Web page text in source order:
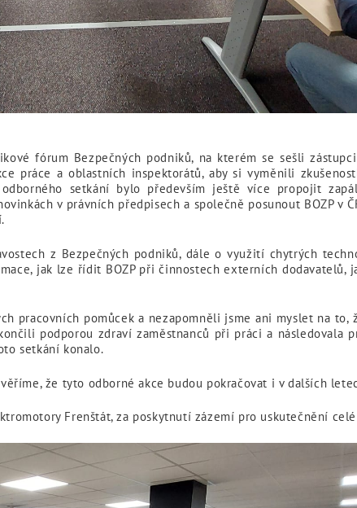
fórum Bezpečných podniků, na kterém se sešli
práce a oblastních inspektorátů, aby si vyměnili
setkání bylo především ještě více propojit
v právních předpisech a společně posunout BOZP v
z Bezpečných podniků, dále o využití chytrých
jak lze řídit BOZP při činnostech externích dodavatelů,
pracovních pomůcek a nezapomněli jsme ani myslet na to,
podporou zdraví zaměstnanců při práci a následovala
setkání konalo.
že tyto odborné akce budou pokračovat i v dalších
Frenštát, za poskytnutí zázemí pro uskutečnění